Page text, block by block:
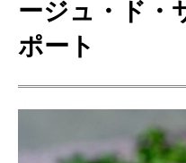
ージュ・ド・
ポート